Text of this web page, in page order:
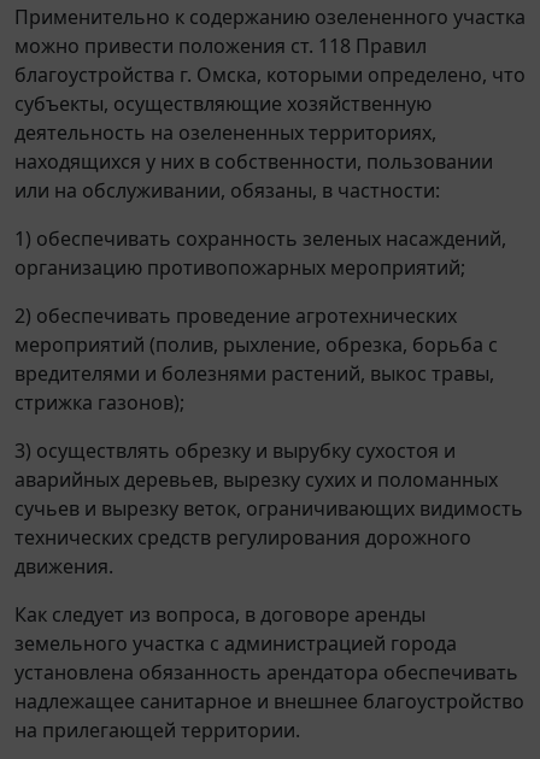
Применительно к содержанию озелененного участка
можно привести положения ст. 118 Правил
благоустройства г. Омска, которыми определено, что
субъекты, осуществляющие хозяйственную
деятельность на озелененных территориях,
находящихся у них в собственности, пользовании
или на обслуживании, обязаны, в частности:
1) обеспечивать сохранность зеленых насаждений,
организацию противопожарных мероприятий;
2) обеспечивать проведение агротехнических
мероприятий (полив, рыхление, обрезка, борьба с
вредителями и болезнями растений, выкос травы,
стрижка газонов);
3) осуществлять обрезку и вырубку сухостоя и
аварийных деревьев, вырезку сухих и поломанных
сучьев и вырезку веток, ограничивающих видимость
технических средств регулирования дорожного
движения.
Как следует из вопроса, в договоре аренды
земельного участка с администрацией города
установлена обязанность арендатора обеспечивать
надлежащее санитарное и внешнее благоустройство
на прилегающей территории.